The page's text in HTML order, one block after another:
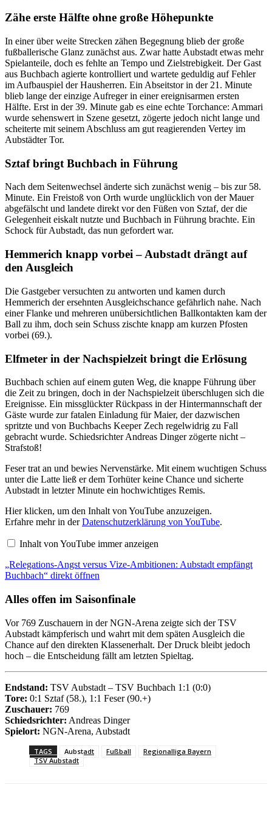
Zähe erste Hälfte ohne große Höhepunkte
In einer über weite Strecken zähen Begegnung blieb der große
fußballerische Glanz zunächst aus. Zwar hatte Aubstadt etwas mehr
Spielanteile, doch es fehlte an Tempo und Zielstrebigkeit. Der Gast
aus Buchbach agierte kontrolliert und wartete geduldig auf Fehler
im Aufbauspiel der Hausherren. Ein Abseitstor in der 21. Minute
blieb lange der einzige Aufreger in einer ereignisarmen ersten
Hälfte. Erst in der 39. Minute gab es eine echte Torchance: Ammari
wurde sehenswert in Szene gesetzt, zögerte jedoch nicht lange und
scheiterte mit seinem Abschluss am gut reagierenden Vertey im
Aubstädter Tor.
Sztaf bringt Buchbach in Führung
Nach dem Seitenwechsel änderte sich zunächst wenig – bis zur 58.
Minute. Ein Freistoß von Orth wurde unglücklich von der Mauer
abgefälscht und landete direkt vor den Füßen von Sztaf, der die
Gelegenheit eiskalt nutzte und Buchbach in Führung brachte. Ein
Schock für Aubstadt, das nun gefordert war.
Hemmerich knapp vorbei – Aubstadt drängt auf
den Ausgleich
Die Gastgeber versuchten zu antworten und kamen durch
Hemmerich der ersehnten Ausgleichschance gefährlich nahe. Nach
einer Flanke und mehreren unübersichtlichen Ballkontakten kam der
Ball zu ihm, doch sein Schuss zischte knapp am kurzen Pfosten
vorbei (69.).
Elfmeter in der Nachspielzeit bringt die Erlösung
Buchbach schien auf einem guten Weg, die knappe Führung über
die Zeit zu bringen, doch in der Nachspielzeit überschlugen sich die
Ereignisse. Ein missglückter Rückpass in der Hintermannschaft der
Gäste wurde zur fatalen Einladung für Maier, der dazwischen
spritzte und von Buchbachs Keeper Zech regelwidrig zu Fall
gebracht wurde. Schiedsrichter Andreas Dinger zögerte nicht –
Strafstoß!
Feser trat an und bewies Nervenstärke. Mit einem wuchtigen Schuss
unter die Latte ließ er dem Torhüter keine Chance und sicherte
Aubstadt in letzter Minute ein hochwichtiges Remis.
„
R
e
e
a
t
i
n
-
A
n
g
s
v
e
r
s
u
s
V
Hier klicken, um den Inhalt von YouTube anzuzeigen.
Erfahre mehr in derDatenschutzerklärung von YouTube.
Inhalt von YouTube immer anzeigen
„Relegations-Angst versus Vize-Ambitionen: Aubstadt empfängt
Buchbach“ direkt öffnen
Alles offen im Saisonfinale
Vor 769 Zuschauern in der NGN-Arena zeigte sich der TSV
Aubstadt kämpferisch und wahrt mit dem späten Ausgleich die
Chance auf den direkten Klassenerhalt. Der Druck bleibt jedoch
hoch – die Entscheidung fällt am letzten Spieltag.
Endstand: TSV Aubstadt – TSV Buchbach 1:1 (0:0)
Tore: 0:1 Sztaf (58.), 1:1 Feser (90.+)
Zuschauer: 769
Schiedsrichter: Andreas Dinger
Spielort: NGN-Arena, Aubstadt
TAGS Aubstadt Fußball
Regionalliga Bayern
TSV Aubstadt